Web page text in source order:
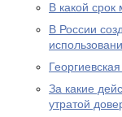
В какой
В России
За какие
утратой